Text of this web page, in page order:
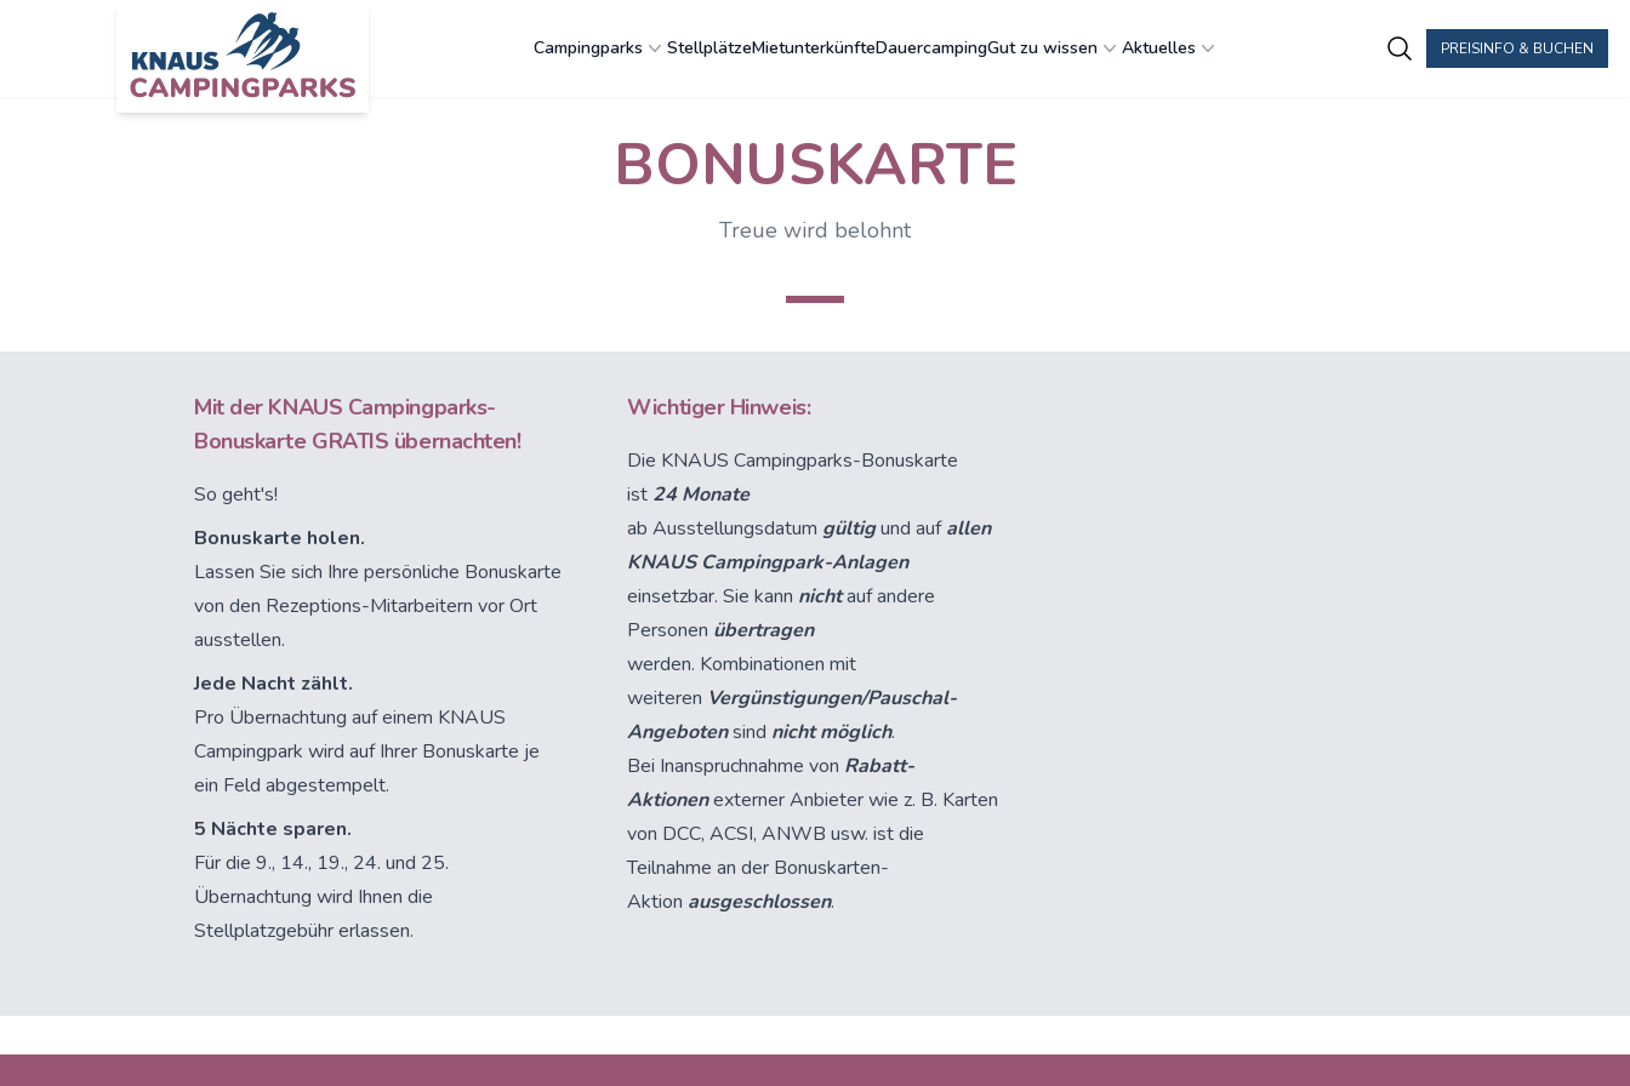
PREISINFO & BUCHEN
Campingparks StellplätzeMietunterkünfteDauercampingGut zu wissen Aktuelles
BONUSKARTE
Treue wird belohnt
Mit der KNAUS Campingparks-
Bonuskarte GRATIS übernachten!
So geht's!
Bonuskarte holen.
Lassen Sie sich Ihre persönliche Bonuskarte
von den Rezeptions-Mitarbeitern vor Ort
ausstellen.
Jede Nacht zählt.
Pro Übernachtung auf einem KNAUS
Campingpark wird auf Ihrer Bonuskarte je
ein Feld abgestempelt.
5 Nächte sparen.
Für die 9., 14., 19., 24. und 25.
Übernachtung wird Ihnen die
Stellplatzgebühr erlassen.
Wichtiger Hinweis:
Die KNAUS Campingparks-Bonuskarte
ist 24 Monate
ab Ausstellungsdatum gültigund aufallen
KNAUS Campingpark-Anlagen
einsetzbar. Sie kann nichtauf andere
Personen übertragen
werden. Kombinationen mit
weiteren Vergünstigungen/Pauschal-
Angebotensind nicht möglich.
Bei Inanspruchnahme von Rabatt-
Aktionenexterner Anbieter wie z. B. Karten
von DCC, ACSI, ANWB usw. ist die
Teilnahme an der Bonuskarten-
Aktion ausgeschlossen.